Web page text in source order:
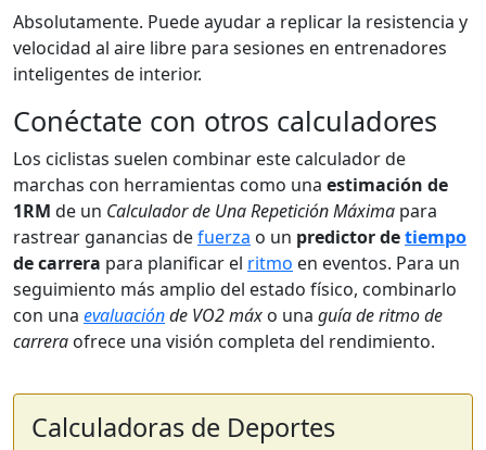
Absolutamente. Puede ayudar a replicar la resistencia y
velocidad al aire libre para sesiones en entrenadores
inteligentes de interior.
Conéctate con otros calculadores
Los ciclistas suelen combinar este calculador de
marchas con herramientas como una estimación de
1RM de un Calculador de Una Repetición Máxima para
rastrear ganancias defuerza o un predictor detiempo
de carrera para planificar el ritmo en eventos. Para un
seguimiento más amplio del estado físico, combinarlo
con una evaluaciónde VO2 máx o una guía de ritmo de
carrera ofrece una visión completa del rendimiento.
Calculadoras de Deportes